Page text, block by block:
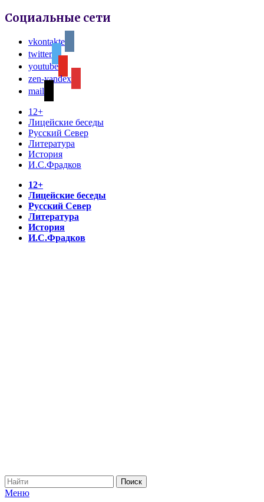
Социальные сети
vkontakte
twitter
youtube
zen-yandex
mail
12+
Лицейские беседы
Русский Север
Литература
История
И.С.Фрадков
12+
Лицейские беседы
Русский Север
Литература
История
И.С.Фрадков
Меню